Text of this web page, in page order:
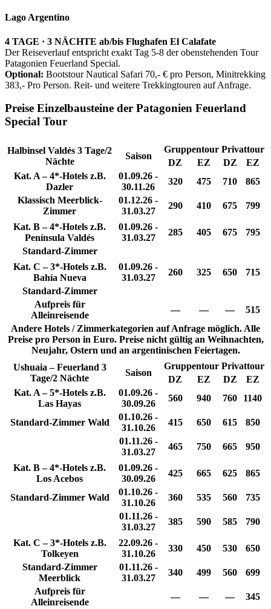
Lago Argentino
4 TAGE · 3 NÄCHTE ab/bis Flughafen El Calafate
Der Reiseverlauf entspricht exakt Tag 5-8 der obenstehenden Tour
Patagonien Feuerland Special.
Optional: Bootstour Nautical Safari 70,- € pro Person, Minitrekking
383,- Pro Person. Reit- und weitere Trekkingtouren auf Anfrage.
Preise Einzelbausteine der Patagonien Feuerland
Special Tour
Halbinsel Valdés 3 Tage/2
Nächte
Saison
Gruppentour Privattour
DZ
EZ DZ
EZ
Kat. A – 4*-Hotels z.B.
Dazler
01.09.26 -
30.11.26
320 475 710
865
Klassisch Meerblick-
Zimmer
01.12.26 -
31.03.27
290 410 675 799
Kat. B – 4*-Hotels z.B.
Península Valdés
01.09.26 -
31.03.27
285 405 675
795
Standard-Zimmer
Kat. C – 3*-Hotels z.B.
Bahía Nueva
01.09.26 -
31.03.27
260 325 650
715
Standard-Zimmer
Aufpreis für
Alleinreisende
— — —
515
Andere Hotels / Zimmerkategorien auf Anfrage möglich. Alle
Preise pro Person in Euro. Preise nicht gültig an Weihnachten,
Neujahr, Ostern und an argentinischen Feiertagen.
Ushuaia – Feuerland 3
Tage/2 Nächte
Saison
Gruppentour Privattour
DZ
EZ DZ
EZ
Kat. A – 5*-Hotels z.B.
Las Hayas
01.09.26 -
30.09.26
560 940 760 1140
Standard-Zimmer Wald
01.10.26 -
31.10.26
415 650 615
850
01.11.26 -
31.03.27
465 750 665 950
Kat. B – 4*-Hotels z.B.
Los Acebos
01.09.26 -
30.09.26
425 665 625 865
Standard-Zimmer Wald
01.10.26 -
31.10.26
360 535 560
735
01.11.26 -
31.03.27
385 590 585 790
Kat. C – 3*-Hotels z.B.
Tolkeyen
22.09.26 -
31.10.26
330 450 530
650
Standard-Zimmer
Meerblick
01.11.26 -
31.03.27
340 499 560
699
Aufpreis für
Alleinreisende
— — —
345